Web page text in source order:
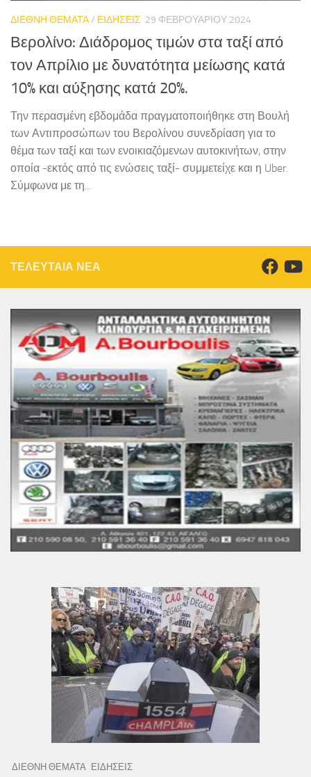
ΔΙΕΘΝΗ ΘΕΜΑΤΑ/ ΕΙΔΗΣΕΙΣ 29 ΦΕΒΡΟΥΑΡΊΟΥ 2024
Βερολίνο: Διάδρομος τιμών στα ταξί από
τον Απρίλιο με δυνατότητα μείωσης κατά
10% και αύξησης κατά 20%.
Την περασμένη εβδομάδα πραγματοποιήθηκε στη Βουλή
των Αντιπροσώπων του Βερολίνου συνεδρίαση για το
θέμα των ταξί και των ενοικιαζόμενων αυτοκινήτων, στην
οποία -εκτός από τις ενώσεις ταξί- συμμετείχε και η Uber.
Σύμφωνα με τη...
ΤΕΛΕΥΤΑΙΑ ΝΕΑ
ΔΙΕΘΝΗ ΘΕΜΑΤΑ ΕΙΔΗΣΕΙΣ